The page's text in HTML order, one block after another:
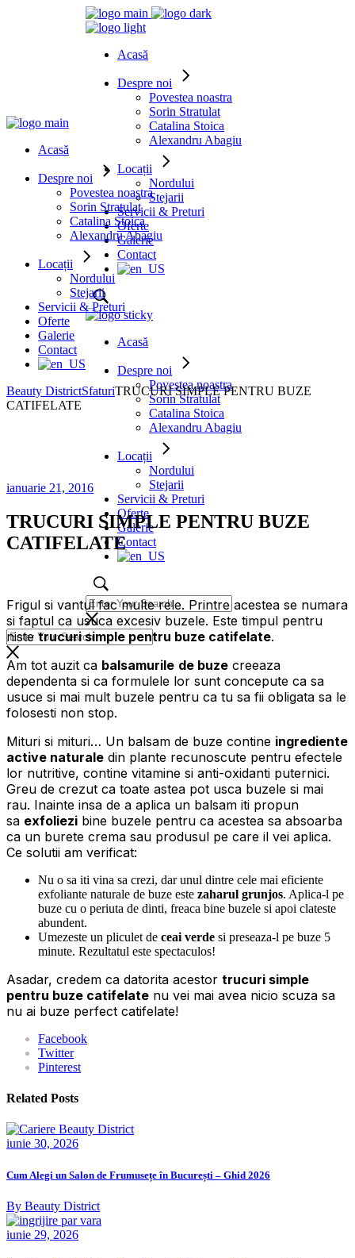
Acasă
Despre noi
Povestea noastra
Sorin Stratulat
Catalina Stoica
Alexandru Abagiu
Locații
Nordului
Stejarii
Servicii & Preturi
Oferte
Galerie
Contact
Acasă
Despre noi
Povestea noastra
Sorin Stratulat
Catalina Stoica
Alexandru Abagiu
Locații
Nordului
Stejarii
Servicii & Preturi
Oferte
Galerie
Contact
Acasă
Despre noi
Povestea noastra
Sorin Stratulat
Catalina Stoica
Alexandru Abagiu
Locații
Nordului
Stejarii
Servicii & Preturi
Oferte
Galerie
Contact
Beauty DistrictSfaturiTRUCURI SIMPLE PENTRU BUZE
CATIFELATE
ianuarie 21, 2016
TRUCURI SIMPLE PENTRU BUZE
CATIFELATE
Frigul si vantul fac multe rele. Printre acestea se numara
si faptul ca usuca excesiv buzele. Este timpul pentru
nistetrucuri simple pentru buze catifelate.
Am tot auzit ca balsamurile de buze creeaza
dependenta si ca formulele lor sunt concepute ca sa
usuce si mai mult buzele pentru ca tu sa fii obligata sa le
folosesti non stop.
Mituri si mituri… Un balsam de buze contine ingrediente
active naturale din plante recunoscute pentru efectele
lor nutritive, contine vitamine si anti-oxidanti puternici.
Greu de crezut ca toate astea pot usca buzele si mai
rau. Inainte insa de a aplica un balsam iti propun
sa exfoliezi bine buzele pentru ca acestea sa absoarba
ca un burete crema sau produsul pe care il vei aplica.
Ce solutii am verificat:
Nu o sa iti vina sa crezi, dar unul dintre cele mai eficiente
exfoliante naturale de buze este zaharul grunjos. Aplica-l pe
buze cu o periuta de dinti, freaca bine buzele si apoi clateste
abundent.
Umezeste un pliculet de ceai verde si preseaza-l pe buze 5
minute. Rezultatul este spectaculos!
Asadar, credem ca datorita acestor trucuri simple
pentru buze catifelate nu vei mai avea nicio scuza sa
nu ai buze perfect catifelate!
Facebook
Twitter
Pinterest
Related Posts
iunie 30, 2026
Cum Alegi un Salon de Frumusețe în București – Ghid 2026
By Beauty District
iunie 29, 2026